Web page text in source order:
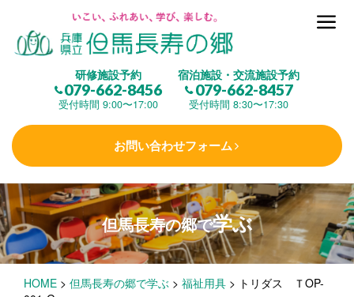
研修施設予約
079-662-8456
受付時間 9:00〜17:00
宿泊施設・交流施設予約
079-662-8457
受付時間 8:30〜17:30
お問い合わせフォーム
但馬長寿の郷とは
(研修施設)
楽しむ
学 ぶ(健康福祉)
泊まる(宿泊)
但馬長寿の郷で学ぶ
HOME > 但馬長寿の郷で学ぶ > 福祉用具 > トリダス ＴOP-